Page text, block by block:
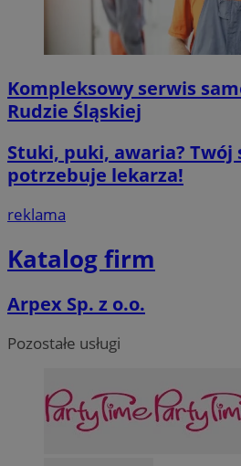
Kompleksowy serwis
Rudzie Śląskiej
Stuki, puki, awaria? Twój
potrzebuje lekarza!
reklama
Katalog firm
Arpex Sp. z o.o.
Pozostałe usługi